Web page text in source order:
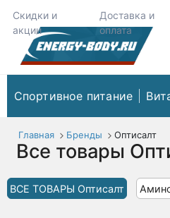
Скидки и
акции
Доставка и
оплата
Спортивное питание
Главная Бренды Оптисалт
Все товары
ВСЕ ТОВАРЫ Оптисалт